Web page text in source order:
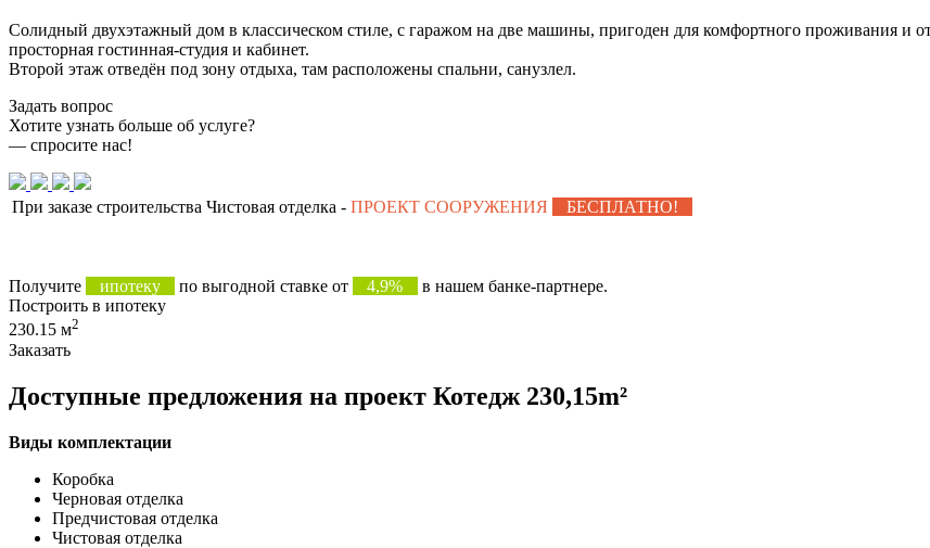
Солидный двухэтажный дом в классическом стиле, с гаражом на две машины, пригоден для комфортного проживания и
просторная гостинная-студия и кабинет.
Второй этаж отведён под зону отдыха, там расположены спальни, санузлел.
Задать вопрос
Хотите узнать больше об услуге?
— спросите нас!
При заказе строительства Чистовая отделка - ПРОЕКТ СООРУЖЕНИЯ БЕСПЛАТНО!
Получите ипотеку по выгодной ставке от 4,9%
в нашем банке-партнере.
Построить в ипотеку
230.15 м2
Заказать
Доступные предложения на проект Котедж 230,15m²
Виды комплектации
Коробка
Черновая отделка
Предчистовая отделка
Чистовая отделка